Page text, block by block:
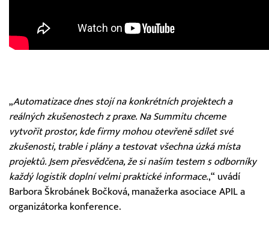
„Automatizace dnes stojí na konkrétních projektech a
reálných zkušenostech z praxe. Na Summitu chceme
vytvořit prostor, kde firmy mohou otevřeně sdílet své
zkušenosti, trable i plány a testovat všechna úzká místa
projektů. Jsem přesvědčena, že si naším testem s odborníky
každý logistik doplní velmi praktické informace.,“ uvádí
Barbora Škrobánek Bočková, manažerka asociace APIL a
organizátorka konference.